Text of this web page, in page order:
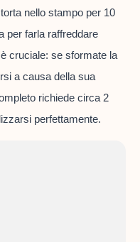
nello stampo per 10
per farla raffreddare
cruciale: se sformate la
a causa della sua
richiede circa 2
perfettamente.